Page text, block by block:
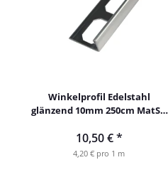
Winkelprofil Edelstahl
glänzend 10mm 250cm MatSt.
10,50 €*
4,20 € pro 1 m